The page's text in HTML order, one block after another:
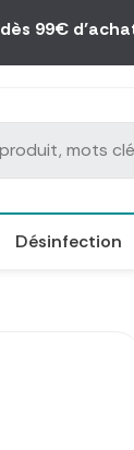
dès 99€
Désinfection